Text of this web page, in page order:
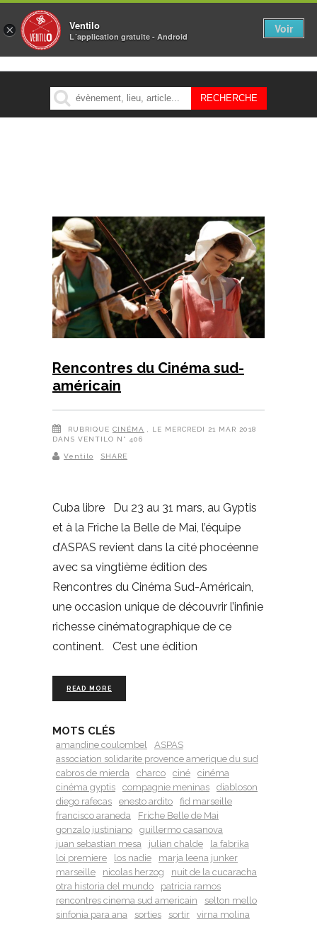
MENU
Rencontres du Cinéma sud-
américain
RUBRIQUE CINÉMA
, LE MERCREDI 21 MAR 2018
DANS VENTILO N° 406
Ventilo SHARE
Cuba libre Du 23 au 31 mars, au Gyptis
et à la Friche la Belle de Mai, l’équipe
d’ASPAS revient dans la cité phocéenne
avec sa vingtième édition des
Rencontres du Cinéma Sud-Américain,
une occasion unique de découvrir l’infinie
richesse cinématographique de ce
continent. C’est une édition
READ MORE
MOTS CLÉS
amandine coulombel
ASPAS
association solidarite provence amerique du sud
cabros de mierda
charco ciné
cinéma
cinéma gyptis
compagnie meninas
diabloson
diego rafecas
enesto ardito
fid marseille
francisco araneda
Friche Belle de Mai
gonzalo justiniano
guillermo casanova
juan sebastian mesa
julian chalde
la fabrika
loi premiere
los nadie
marja leena junker
marseille
nicolas herzog
nuit de la cucaracha
otra historia del mundo
patricia ramos
rencontres cinema sud americain
selton mello
sinfonia para ana
sorties sortir virna molina
× Ventilo
L´application gratuite - Android
Voir